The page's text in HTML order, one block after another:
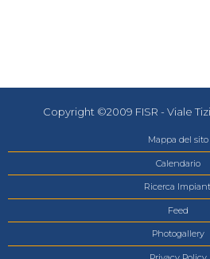
Copyright ©2009 FISR - Viale
Mappa del sito
Calendario
Ricerca
Feed
Photogallery